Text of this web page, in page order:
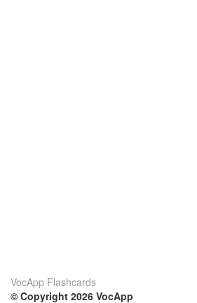
VocApp Flashcards
© Copyright 2026 VocApp